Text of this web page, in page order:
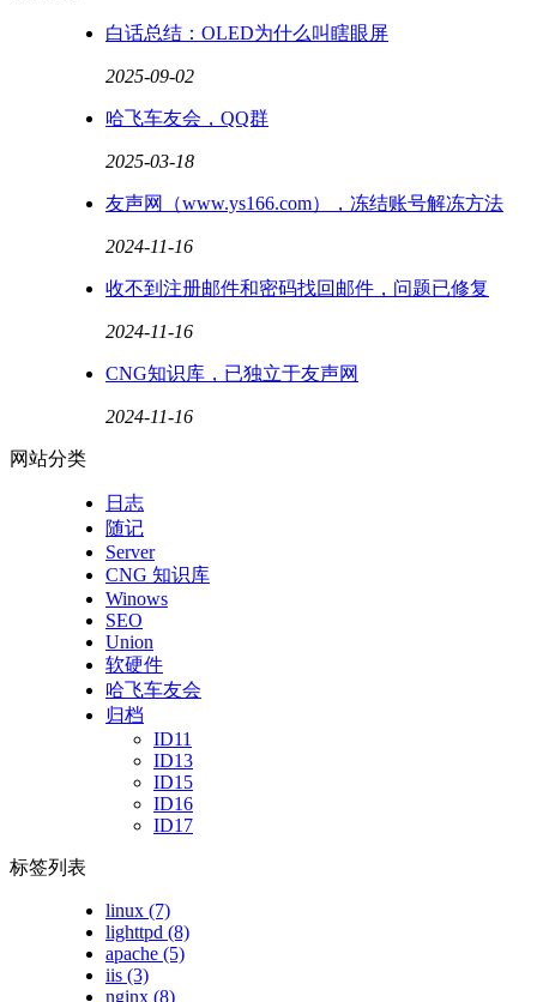
白话总结：OLED为什么叫瞎眼屏
2025-09-02
哈飞车友会，QQ群
2025-03-18
友声网（www.ys166.com），冻结账号解冻方法
2024-11-16
收不到注册邮件和密码找回邮件，问题已修复
2024-11-16
CNG知识库，已独立于友声网
2024-11-16
网站分类
日志
随记
Server
CNG 知识库
Winows
SEO
Union
软硬件
哈飞车友会
归档
ID11
ID13
ID15
ID16
ID17
标签列表
linux (7)
lighttpd (8)
apache (5)
iis (3)
nginx (8)